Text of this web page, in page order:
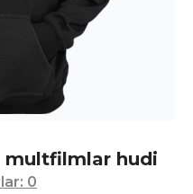
multfilmlar hudi
: 0